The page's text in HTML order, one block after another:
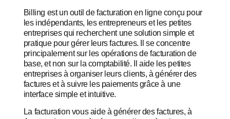
Billing est un outil de facturation en ligne conçu pour
les indépendants, les entrepreneurs et les petites
entreprises qui recherchent une solution simple et
pratique pour gérer leurs factures. Il se concentre
principalement sur les opérations de facturation de
base, et non sur la comptabilité. Il aide les petites
entreprises à organiser leurs clients, à générer des
factures et à suivre les paiements grâce à une
interface simple et intuitive.
La facturation vous aide à générer des factures, à